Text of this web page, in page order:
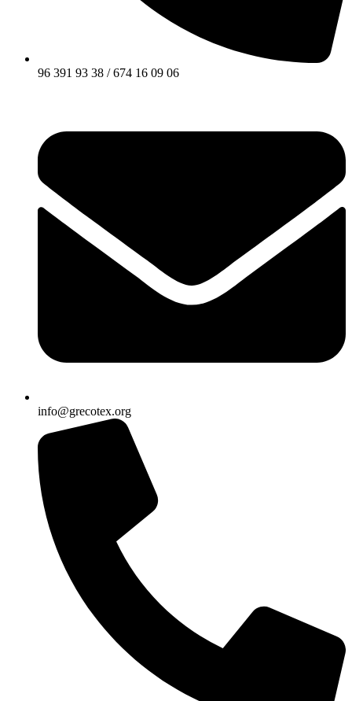
96 391 93 38 / 674 16 09 06
info@grecotex.org